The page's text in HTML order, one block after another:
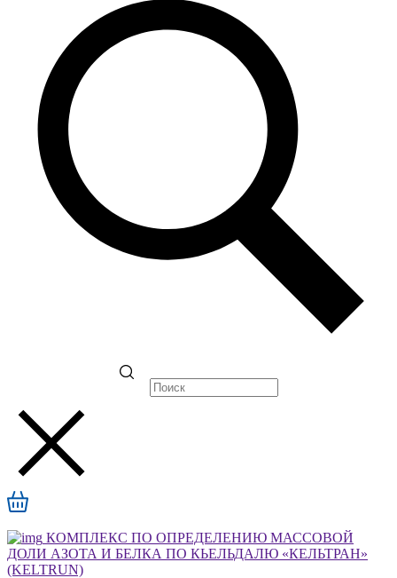
КОМПЛЕКС ПО ОПРЕДЕЛЕНИЮ МАССОВОЙ
ДОЛИ АЗОТА И БЕЛКА ПО КЬЕЛЬДАЛЮ «КЕЛЬТРАН»
(KELTRUN)